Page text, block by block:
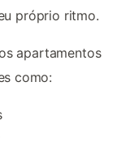
próprio ritmo.
apartamentos
como: